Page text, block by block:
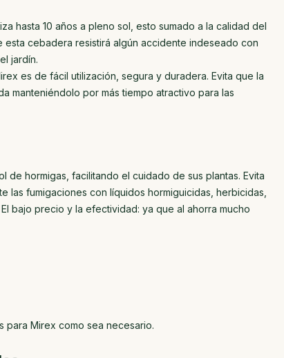
hasta 10 años a pleno sol, esto sumado a la calidad del
esta cebadera resistirá algún accidente indeseado con
jardín.
es de fácil utilización, segura y duradera. Evita que la
manteniéndolo por más tiempo atractivo para las
de hormigas, facilitando el cuidado de sus plantas. Evita
las fumigaciones con líquidos hormiguicidas, herbicidas,
bajo precio y la efectividad: ya que al ahorra mucho
para Mirex como sea necesario.